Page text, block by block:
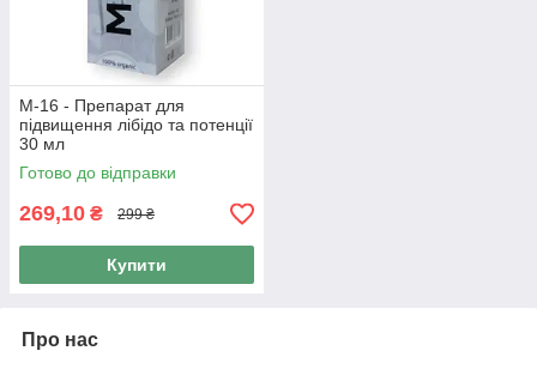
М-16 - Препарат для
підвищення лібідо та потенції
30 мл
Готово до відправки
269,10 ₴ 299 ₴
Купити
Про нас